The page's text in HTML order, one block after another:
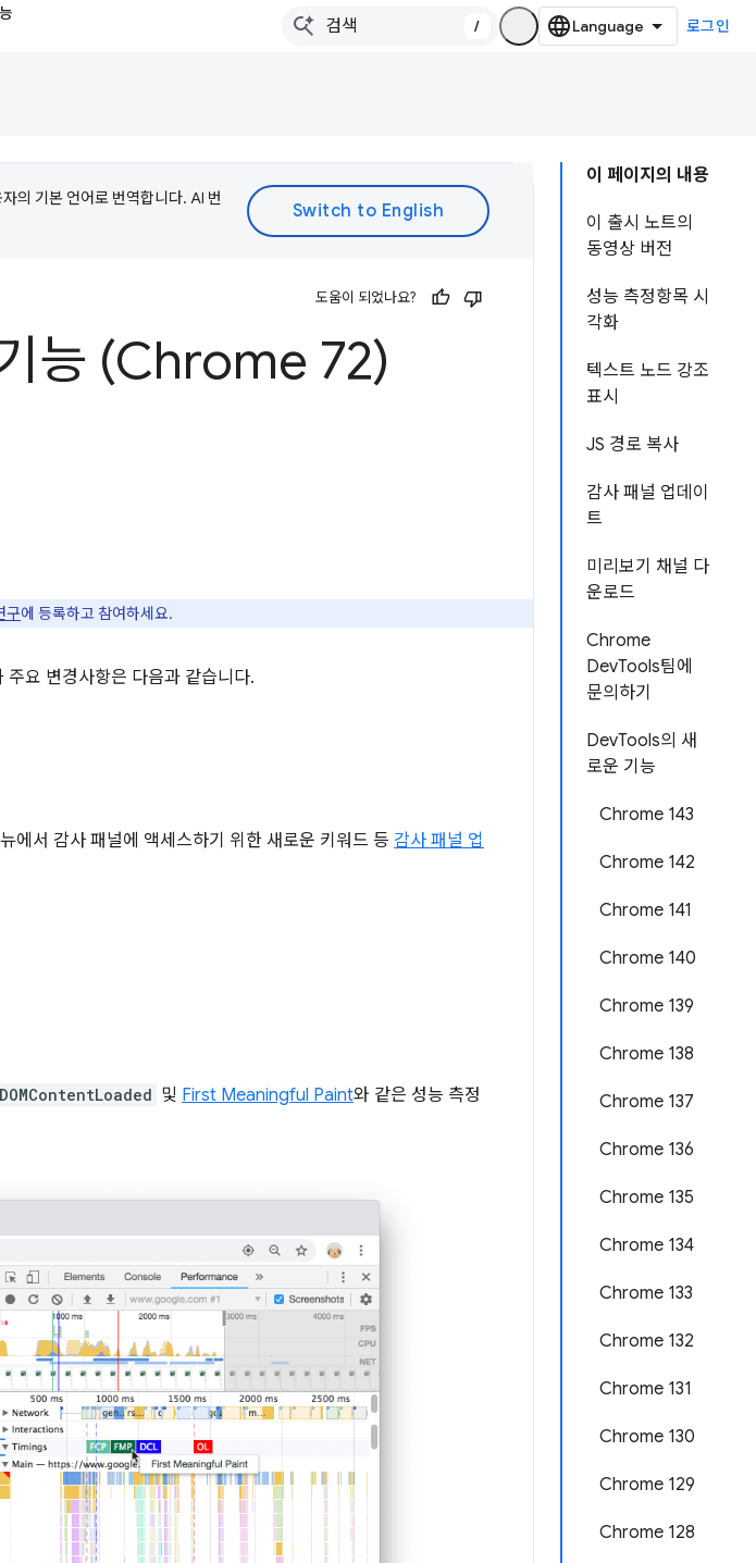
/ 로그인
이 페이지의 내용
이 출시 노트의
동영상 버전
성능 측정항목 시
각화
텍스트 노드 강조
표시
JS 경로 복사
감사 패널 업데이
트
미리보기 채널 다
운로드
Chrome
DevTools팀에
문의하기
DevTools의 새
로운 기능
Chrome 143
Chrome 142
Chrome 141
Chrome 140
Chrome 139
Chrome 138
Chrome 137
Chrome 136
Chrome 135
Chrome 134
Chrome 133
Chrome 132
Chrome 131
Chrome 130
Chrome 129
Chrome 128
의 기본 언어로 번역합니다. AI 번
도움이 되었나요?
능 (Chrome 72)
구에 등록하고 참여하세요.
요 변경사항은 다음과 같습니다.
에서 감사 패널에 액세스하기 위한 새로운 키워드 등 감사 패널 업
DOMContentLoaded 및 First Meaningful Paint와 같은 성능 측정